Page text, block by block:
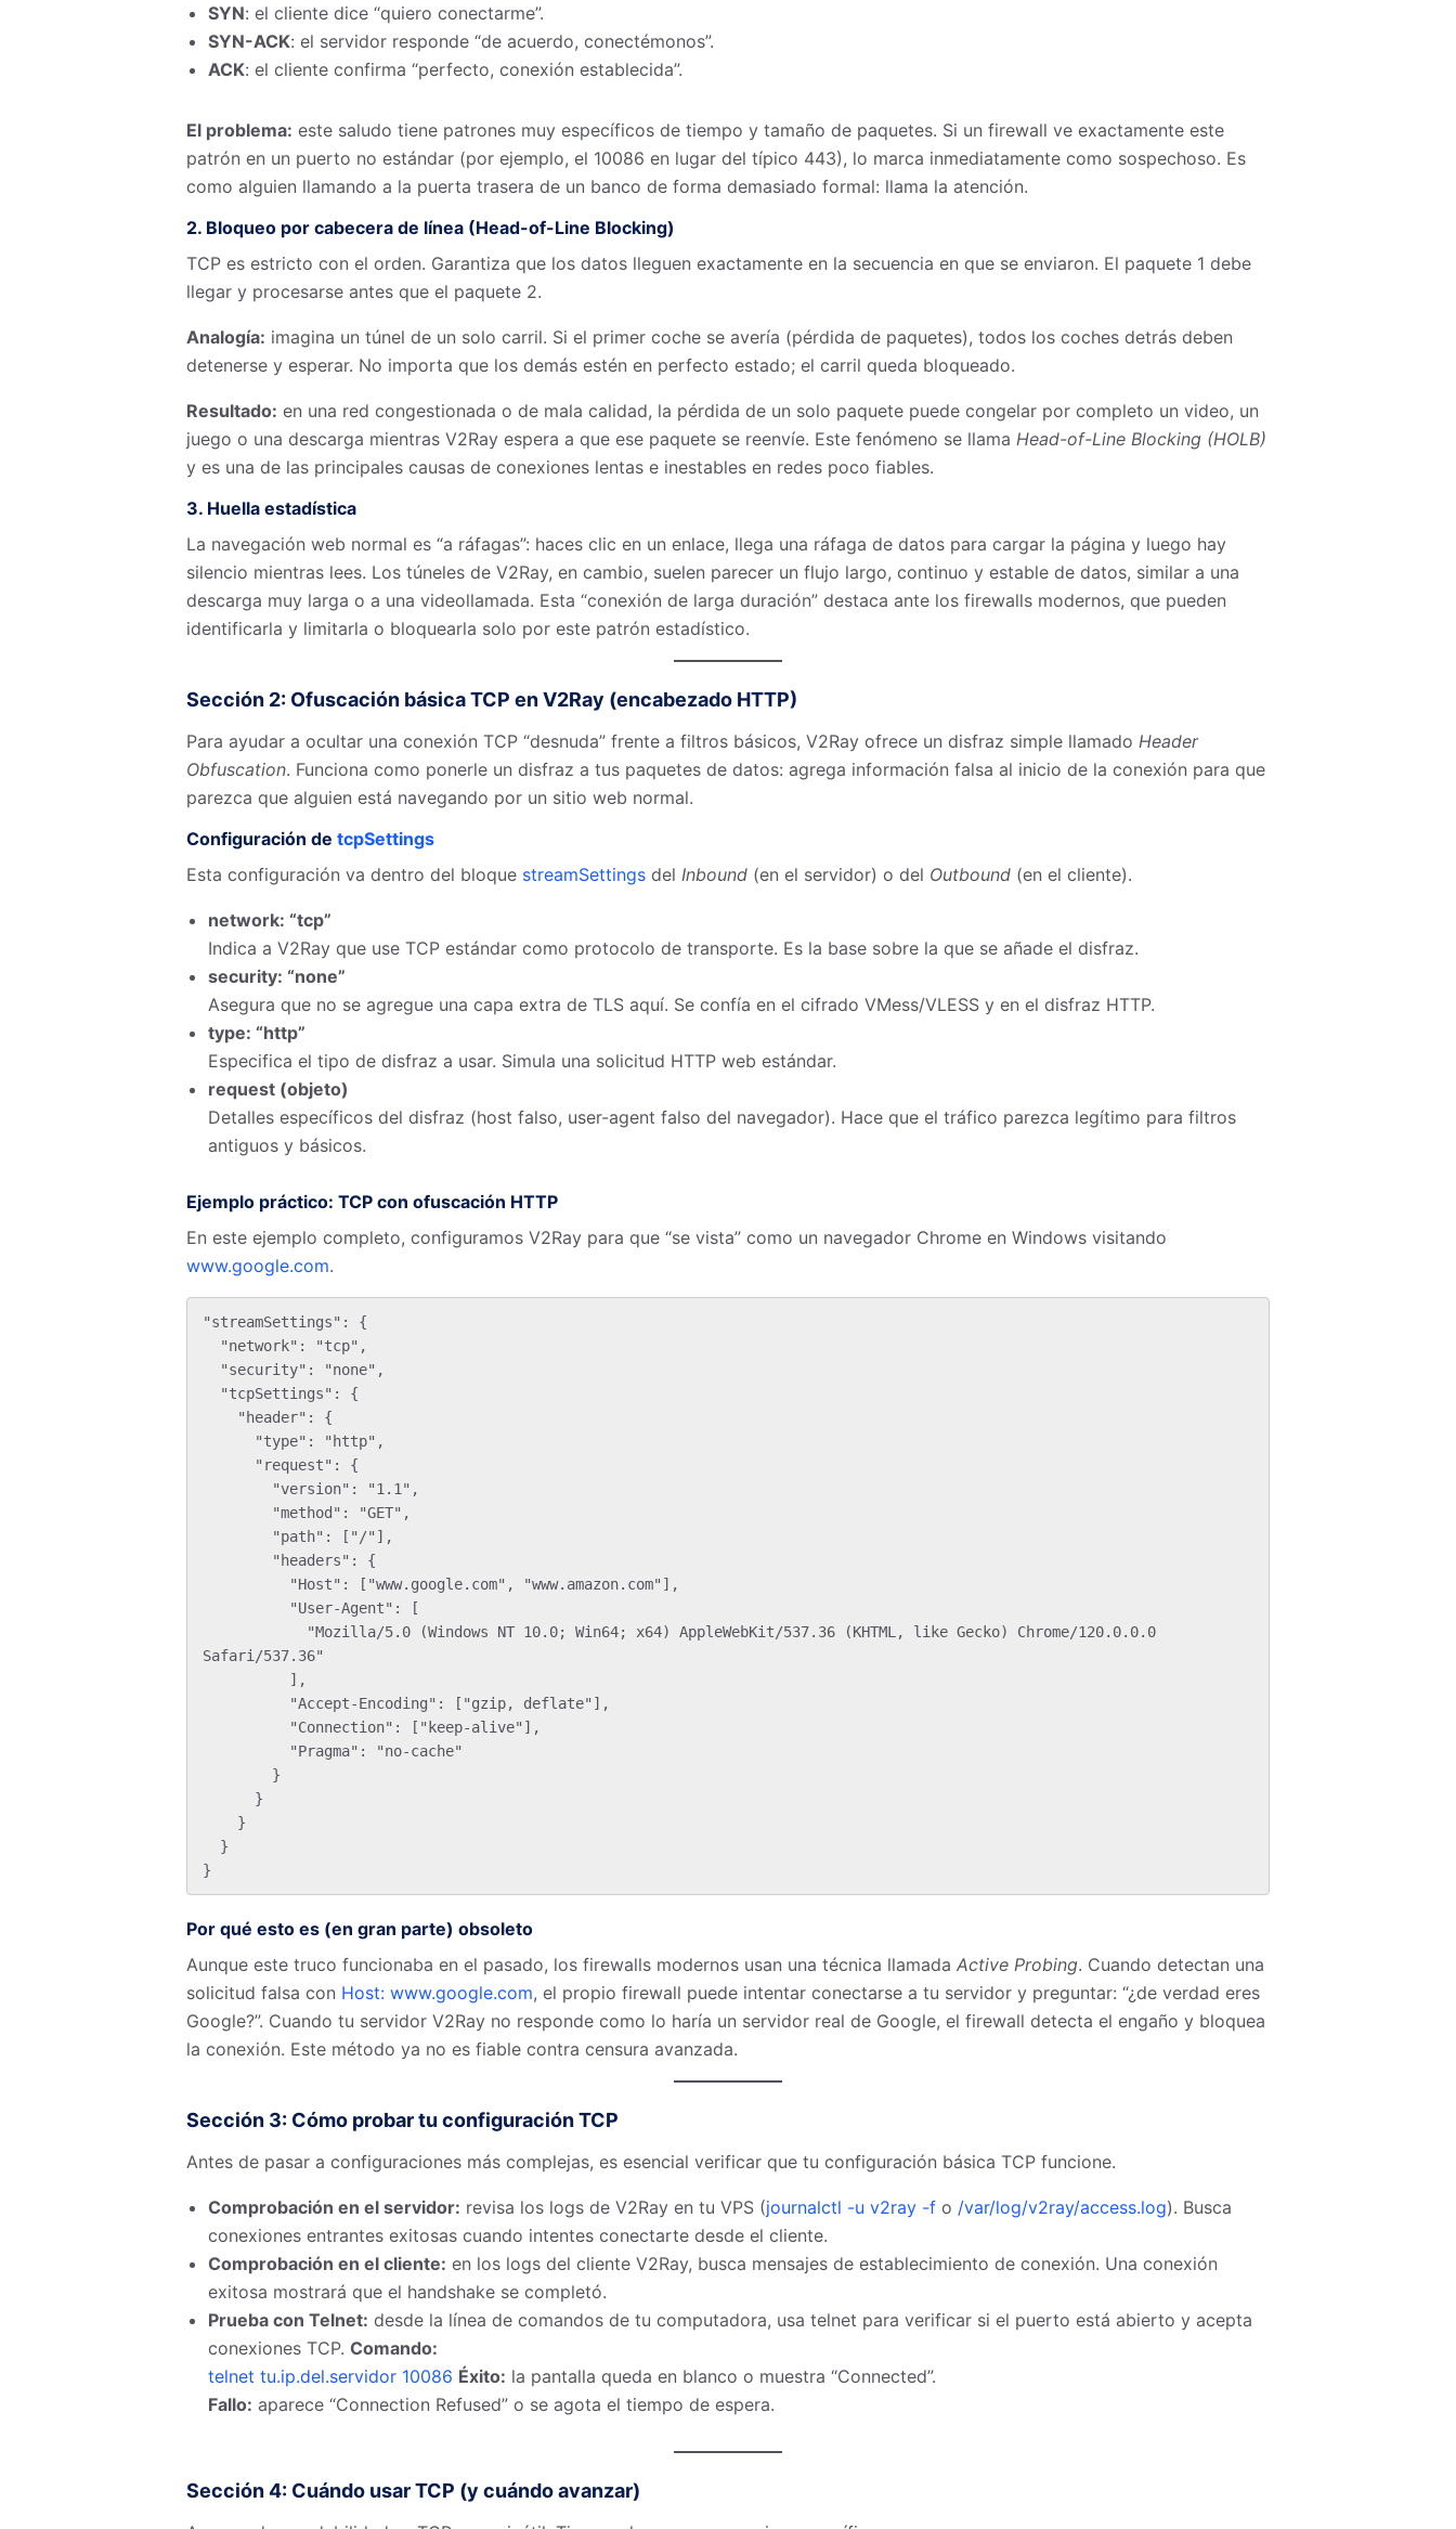
SYN: el cliente dice “quiero conectarme”.
SYN-ACK: el servidor responde “de acuerdo, conectémonos”.
ACK: el cliente confirma “perfecto, conexión establecida”.
El problema: este saludo tiene patrones muy específicos de tiempo y tamaño de paquetes. Si un firewall ve exactamente este
patrón en un puerto no estándar (por ejemplo, el 10086 en lugar del típico 443), lo marca inmediatamente como sospechoso. Es
como alguien llamando a la puerta trasera de un banco de forma demasiado formal: llama la atención.
2. Bloqueo por cabecera de línea (Head-of-Line Blocking)
TCP es estricto con el orden. Garantiza que los datos lleguen exactamente en la secuencia en que se enviaron. El paquete 1 debe
llegar y procesarse antes que el paquete 2.
Analogía: imagina un túnel de un solo carril. Si el primer coche se avería (pérdida de paquetes), todos los coches detrás deben
detenerse y esperar. No importa que los demás estén en perfecto estado; el carril queda bloqueado.
Resultado: en una red congestionada o de mala calidad, la pérdida de un solo paquete puede congelar por completo un video, un
juego o una descarga mientras V2Ray espera a que ese paquete se reenvíe. Este fenómeno se llama Head-of-Line Blocking (HOLB)
y es una de las principales causas de conexiones lentas e inestables en redes poco fiables.
3. Huella estadística
La navegación web normal es “a ráfagas”: haces clic en un enlace, llega una ráfaga de datos para cargar la página y luego hay
silencio mientras lees. Los túneles de V2Ray, en cambio, suelen parecer un flujo largo, continuo y estable de datos, similar a una
descarga muy larga o a una videollamada. Esta “conexión de larga duración” destaca ante los firewalls modernos, que pueden
identificarla y limitarla o bloquearla solo por este patrón estadístico.
Sección 2: Ofuscación básica TCP en V2Ray (encabezado HTTP)
Para ayudar a ocultar una conexión TCP “desnuda” frente a filtros básicos, V2Ray ofrece un disfraz simple llamado Header
Obfuscation. Funciona como ponerle un disfraz a tus paquetes de datos: agrega información falsa al inicio de la conexión para que
parezca que alguien está navegando por un sitio web normal.
Configuración de tcpSettings
Esta configuración va dentro del bloque streamSettings del Inbound (en el servidor) o del Outbound (en el cliente).
network: “tcp”
Indica a V2Ray que use TCP estándar como protocolo de transporte. Es la base sobre la que se añade el disfraz.
security: “none”
Asegura que no se agregue una capa extra de TLS aquí. Se confía en el cifrado VMess/VLESS y en el disfraz HTTP.
type: “http”
Especifica el tipo de disfraz a usar. Simula una solicitud HTTP web estándar.
request (objeto)
Detalles específicos del disfraz (host falso, user-agent falso del navegador). Hace que el tráfico parezca legítimo para filtros
antiguos y básicos.
Ejemplo práctico: TCP con ofuscación HTTP
En este ejemplo completo, configuramos V2Ray para que “se vista” como un navegador Chrome en Windows visitando
www.google.com.
"streamSettings": {
Safari/537.36"
Por qué esto es (en gran parte) obsoleto
Aunque este truco funcionaba en el pasado, los firewalls modernos usan una técnica llamada Active Probing. Cuando detectan una
solicitud falsa con Host: www.google.com, el propio firewall puede intentar conectarse a tu servidor y preguntar: “¿de verdad eres
Google?”. Cuando tu servidor V2Ray no responde como lo haría un servidor real de Google, el firewall detecta el engaño y bloquea
la conexión. Este método ya no es fiable contra censura avanzada.
Sección 3: Cómo probar tu configuración TCP
Antes de pasar a configuraciones más complejas, es esencial verificar que tu configuración básica TCP funcione.
Comprobación en el servidor: revisa los logs de V2Ray en tu VPS (journalctl -u v2ray -f o /var/log/v2ray/access.log). Busca
conexiones entrantes exitosas cuando intentes conectarte desde el cliente.
Comprobación en el cliente: en los logs del cliente V2Ray, busca mensajes de establecimiento de conexión. Una conexión
exitosa mostrará que el handshake se completó.
Prueba con Telnet: desde la línea de comandos de tu computadora, usa telnet para verificar si el puerto está abierto y acepta
conexiones TCP. Comando:
telnet tu.ip.del.servidor 10086 Éxito: la pantalla queda en blanco o muestra “Connected”.
Fallo: aparece “Connection Refused” o se agota el tiempo de espera.
Sección 4: Cuándo usar TCP (y cuándo avanzar)